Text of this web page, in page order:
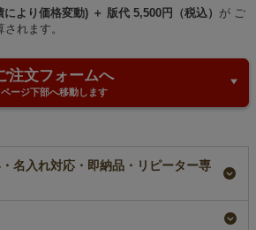
より価格変動) ＋ 版代 5,500円（税込） が ご
れます。
注文フォームへ
ページ下部へ移動します
名入れ対応・即納品・リピーター専
専用】ラミ不織布バッ